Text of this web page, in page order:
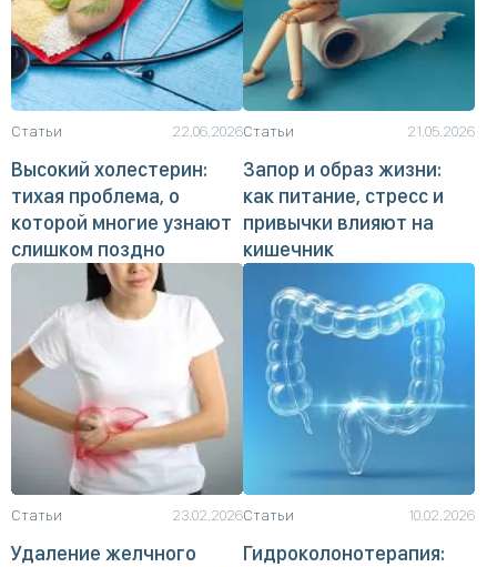
Статьи 22.06.2026
Высокий холестерин:
тихая проблема, о
которой многие узнают
слишком поздно
Статьи 21.05.2026
Запор и образ жизни:
как питание, стресс и
привычки влияют на
кишечник
Статьи 23.02.2026
Удаление желчного
Статьи 10.02.2026
Гидроколонотерапия: